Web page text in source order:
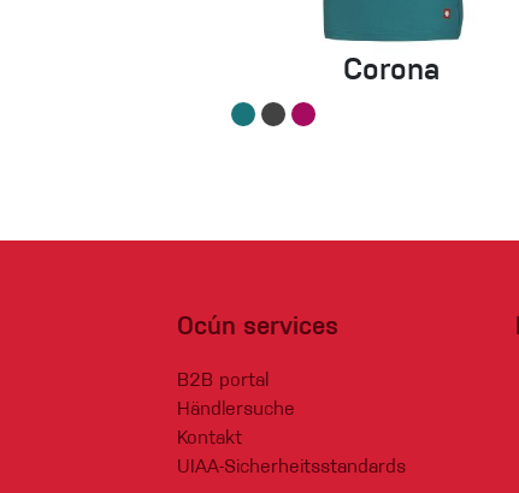
Corona
Ocún services
B2B portal
Händlersuche
Kontakt
UIAA-Sicherheitsstandards